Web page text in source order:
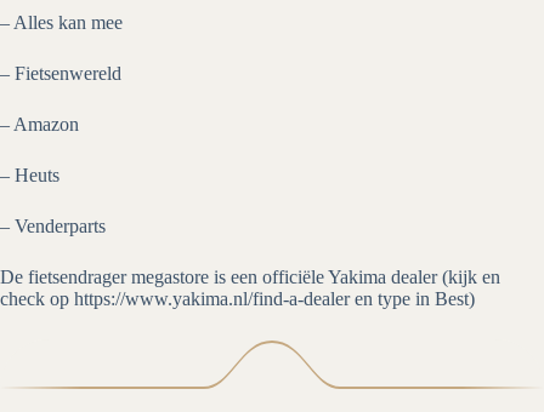
– Alles kan mee
– Fietsenwereld
– Amazon
– Heuts
– Venderparts
De fietsendrager megastore is een officiële Yakima dealer (kijk en
check op https://www.yakima.nl/find-a-dealer en type in Best)